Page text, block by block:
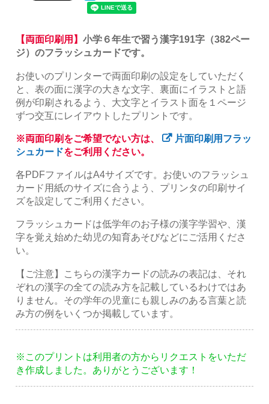
【両面印刷用】小学６年生で習う漢字191字（382ペー
ジ）のフラッシュカードです。
お使いのプリンターで両面印刷の設定をしていただく
と、表の面に漢字の大きな文字、裏面にイラストと語
例が印刷されるよう、大文字とイラスト面を１ページ
ずつ交互にレイアウトしたプリントです。
※両面印刷をご希望でない方は、
片面印刷用フラッ
シュカードをご利用ください。
各PDFファイルはA4サイズです。お使いのフラッシュ
カード用紙のサイズに合うよう、プリンタの印刷サイ
ズを設定してご利用ください。
フラッシュカードは低学年のお子様の漢字学習や、漢
字を覚え始めた幼児の知育あそびなどにご活用くださ
い。
【ご注意】こちらの漢字カードの読みの表記は、それ
ぞれの漢字の全ての読み方を記載しているわけではあ
りません。その学年の児童にも親しみのある言葉と読
み方の例をいくつか掲載しています。
※このプリントは利用者の方からリクエストをいただ
き作成しました。ありがとうございます！